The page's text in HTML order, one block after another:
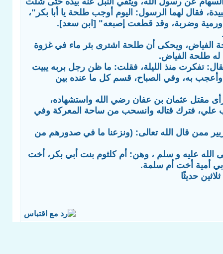
فقال لهما الرسول: اليوم أوجب طلحة يا أبا بكر"،
ورمية وضربة، وقد قطعت إصبعه" [ابن سعد].
الفياض، ويحكى أن طلحة اشترى بئر ماء في غزوة
طلحة الفياض.
تفكرت منذ الليلة، فقلت: ما ظن رجل بربه يبيت
وأعجب به، وفي الصباح، قسم كل ما عنده بين
مقتل عثمان بن عفان رضي الله واستشهاده،
علي، فترك قتاله وانسحب من ساحة المعركة وفي
ممن قال الله تعالى: (ونزعنا ما في صدورهم من
عليه و سلم ، وهن: أم كلثوم بنت أبي بكر، أخت
أمية أخت أم سلمة.
حديثًا